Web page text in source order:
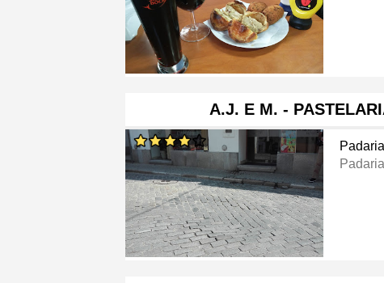
A.J. E M. -
Padaria
Padaria